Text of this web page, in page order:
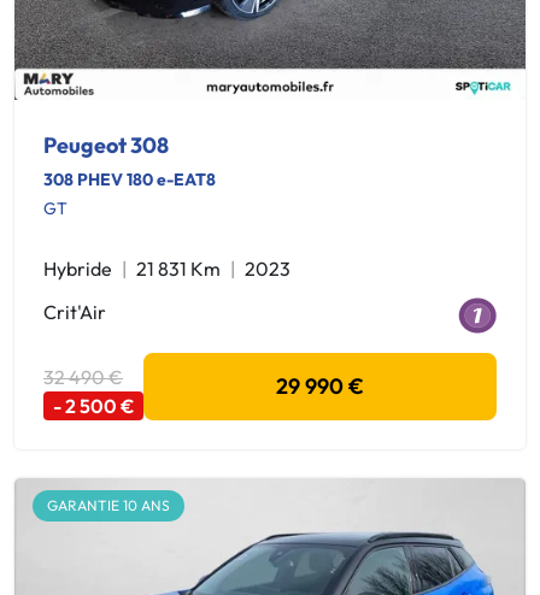
Peugeot 308
308 PHEV 180 e-EAT8
GT
Hybride 21 831 Km
2023
Crit'Air
32 490 €
- 2 500 €
29 990 €
GARANTIE 10 ANS